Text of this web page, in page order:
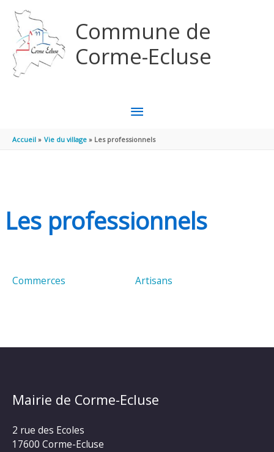
Commune de
Corme-Ecluse
MENU
PRINCIPAL
Accueil Vie du village Les professionnels
Les professionnels
Commerces Artisans
Mairie de Corme-Ecluse
2 rue des Ecoles
17600 Corme-Ecluse